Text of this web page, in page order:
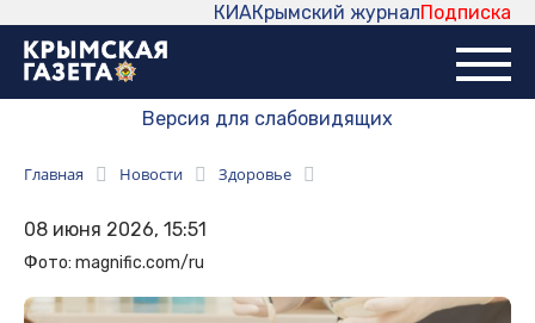
Подписка
Крымский журнал
КИА
Версия для слабовидящих
Главная Новости Здоровье
08 июня 2026, 15:51
Фото: magnific.com/ru